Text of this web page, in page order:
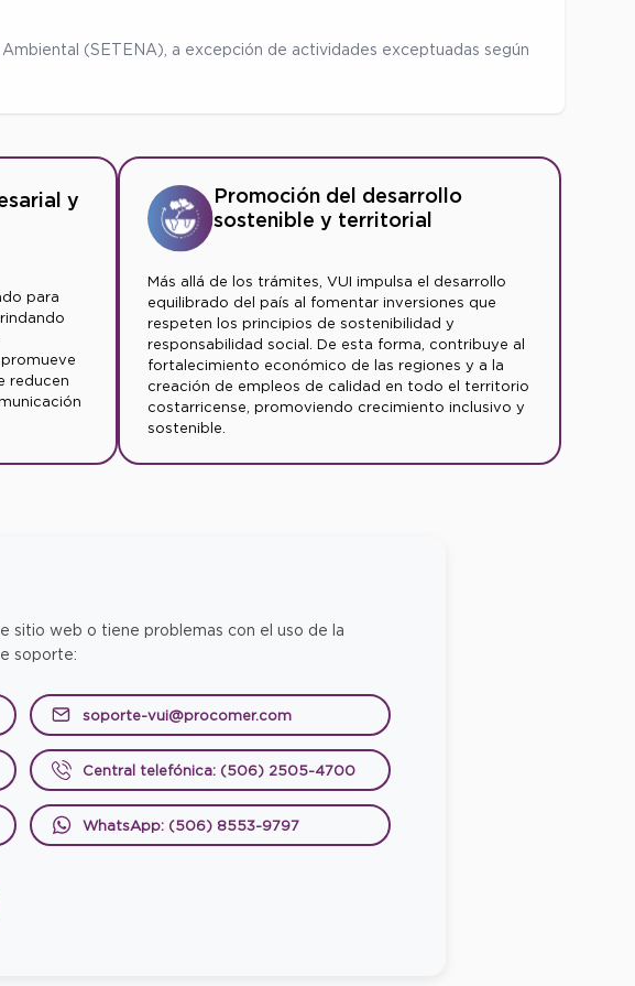
(SETENA), a excepción de actividades exceptuadas según
y
para
reducen
Promoción del desarrollo
sostenible y territorial
Más allá de los trámites, VUI impulsa el desarrollo
equilibrado del país al fomentar inversiones que
respeten los principios de sostenibilidad y
responsabilidad social. De esta forma, contribuye al
fortalecimiento económico de las regiones y a la
creación de empleos de calidad en todo el territorio
costarricense, promoviendo crecimiento inclusivo y
sostenible.
sitio web o tiene problemas con el uso de la
soporte:
soporte-vui@procomer.com
Central telefónica: (506) 2505-4700
WhatsApp: (506) 8553-9797